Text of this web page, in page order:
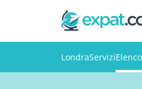
LondraServizi